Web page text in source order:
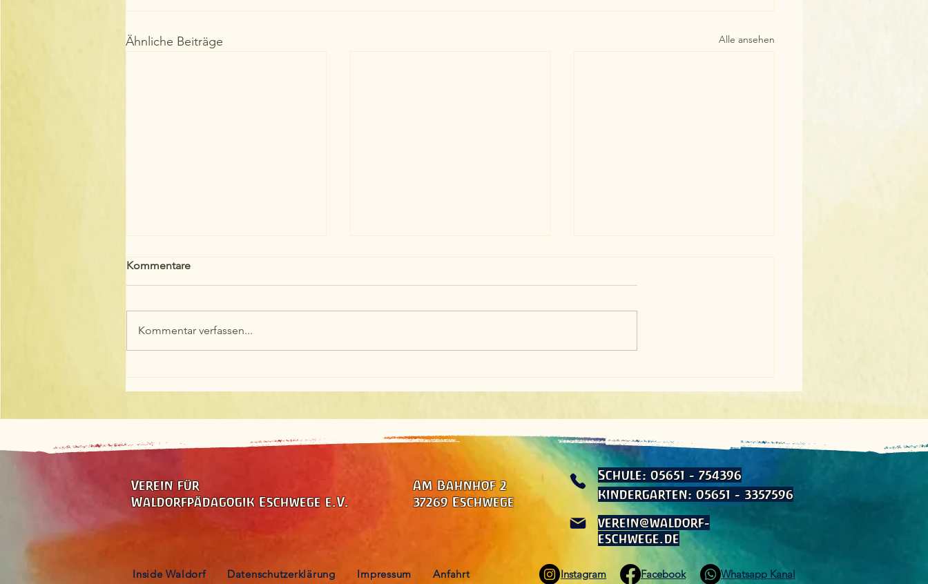
Ähnliche Beiträge Alle ansehen
Johannisfest
Kommentare
Kommentar verfassen...
Verein für
Waldorfpädagogik Eschwege e.V.
Am Bahnhof 2
37269 Eschwege
Inside Waldorf Datenschutzerklärung Impressum Anfahrt
Schule: 05651 - 754396
kindergarten: 05651 - 3357596
verein@waldorf-
eschwege.de
Instagram Facebook Whatsapp Kanal